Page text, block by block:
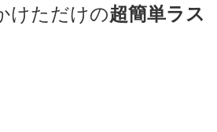
けただけの超簡単ラス